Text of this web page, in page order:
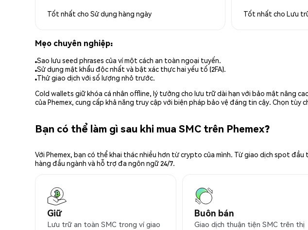
Tốt nhất cho Sử dụng hàng ngày Tốt nhất cho Lưu
Mẹo chuyên nghiệp:
Sao lưu seed phrases của ví một cách an toàn ngoại tuyến.
Sử dụng mật khẩu độc nhất và bật xác thực hai yếu tố (2FA).
Thử giao dịch với số lượng nhỏ trước.
Cold wallets giữ khóa cá nhân offline, lý tưởng cho lưu trữ dài hạn với bảo mật nâng
của Phemex, cung cấp khả năng truy cập với biện pháp bảo vệ đáng tin cậy. Chọn tùy
Bạn có thể làm gì sau khi mua SMC trên Phemex?
Với Phemex, bạn có thể khai thác nhiều hơn từ crypto của mình. Từ giao dịch spot
hàng đầu ngành và hỗ trợ đa ngôn ngữ 24/7.
Giữ
Lưu trữ an toàn SMC trong ví giao
Buôn bán
Giao dịch thuận tiện SMC trên thị